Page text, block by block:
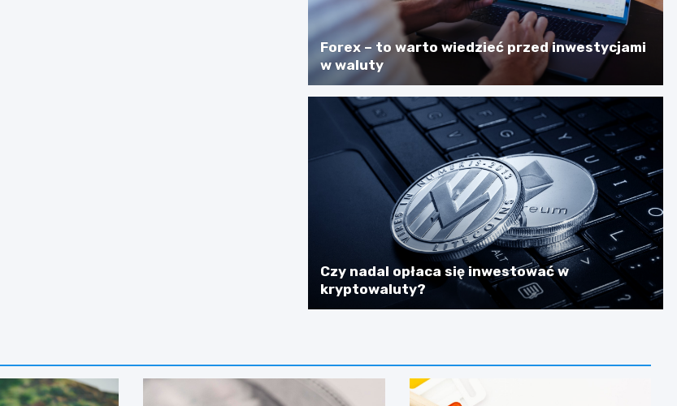
Forex – to warto wiedzieć przed inwestycjami
w waluty
Czy nadal opłaca się inwestować w
kryptowaluty?